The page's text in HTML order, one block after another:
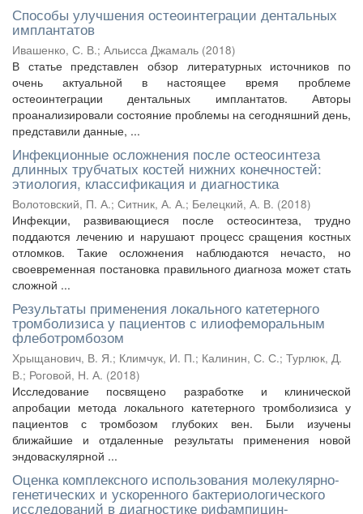
Способы улучшения остеоинтеграции дентальных
имплантатов
Ивашенко, С. В.; Альисса Джамаль (2018)
В статье представлен обзор литературных источников по
очень актуальной в настоящее время проблеме
остеоинтеграции дентальных имплантатов. Авторы
проанализировали состояние проблемы на сегодняшний день,
представили данные, ...
Инфекционные осложнения после остеосинтеза
длинных трубчатых костей нижних конечностей:
этиология, классификация и диагностика
Волотовский, П. А.; Ситник, А. А.; Белецкий, А. В. (2018)
Инфекции, развивающиеся после остеосинтеза, трудно
поддаются лечению и нарушают процесс сращения костных
отломков. Такие осложнения наблюдаются нечасто, но
своевременная постановка правильного диагноза может стать
сложной ...
Результаты применения локального катетерного
тромболизиса у пациентов с илиофеморальным
флеботромбозом
Хрыщанович, В. Я.; Климчук, И. П.; Калинин, С. С.; Турлюк, Д.
В.; Роговой, Н. А. (2018)
Исследование посвящено разработке и клинической
апробации метода локального катетерного тромболизиса у
пациентов с тромбозом глубоких вен. Были изучены
ближайшие и отдаленные результаты применения новой
эндоваскулярной ...
Оценка комплексного использования молекулярно-
генетических и ускоренного бактериологического
исследований в диагностике рифампицин-